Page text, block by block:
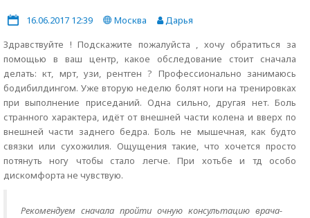
16.06.2017 12:39 Москва
Дарья
Здравствуйте ! Подскажите пожалуйста , хочу обратиться за
помощью в ваш центр, какое обследование стоит сначала
делать: кт, мрт, узи, рентген ? Профессионально занимаюсь
бодибилдингом. Уже вторую неделю болят ноги на тренировках
при выполнение приседаний. Одна сильно, другая нет. Боль
странного характера, идёт от внешней части колена и вверх по
внешней части заднего бедра. Боль не мышечная, как будто
связки или сухожилия. Ощущения такие, что хочется просто
потянуть ногу чтобы стало легче. При хотьбе и тд особо
дискомфорта не чувствую.
Рекомендуем сначала пройти очную консультацию врача-